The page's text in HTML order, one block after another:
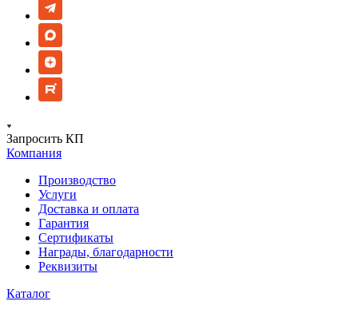
Запросить КП
Компания
Производство
Услуги
Доставка и оплата
Гарантия
Сертификаты
Награды, благодарности
Реквизиты
Каталог